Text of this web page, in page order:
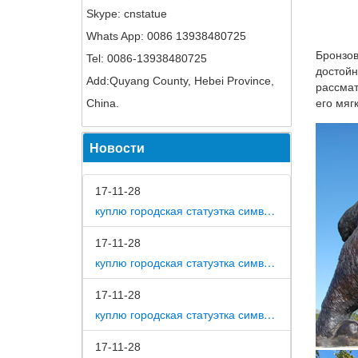
Skype: cnstatue
Whats App: 0086 13938480725
Tel: 0086-13938480725
Add:Quyang County, Hebei Province,
China.
Новости
17-11-28
куплю городская статуэтка символ собака в дом
17-11-28
куплю городская статуэтка символ собака в метро москвы
17-11-28
куплю городская статуэтка символ собака на площади революции
17-11-28
часами
Поиск
CMS-
Собака
его